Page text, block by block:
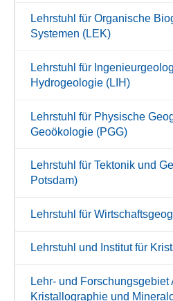
Lehrstuhl für Organische
Systemen (LEK)
Lehrstuhl für
Hydrogeologie (LIH)
Lehrstuhl für Physische
Geoökologie (PGG)
Lehrstuhl für Tektonik und
Potsdam)
Lehrstuhl für
Lehrstuhl und Institut für
Lehr- und Forschungsgebiet
Kristallographie und